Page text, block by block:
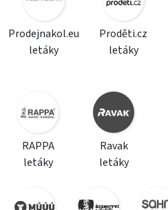
Prodejnakol.eu
letáky
Proděti.cz
letáky
RAPPA
letáky
Ravak
letáky